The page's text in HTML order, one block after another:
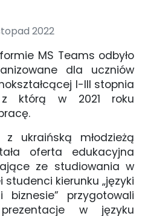
2022
MS Teams odbyło
dla uczniów
I-III stopnia
z którą w 2021 roku
ukraińską młodzieżą
oferta edukacyjna
ze studiowania w
studenci kierunku „języki
przygotowali
w języku